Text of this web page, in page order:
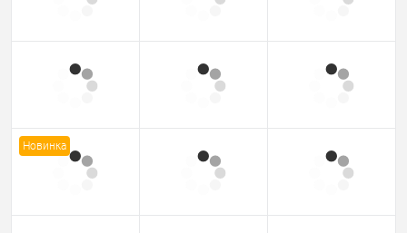
Новинка